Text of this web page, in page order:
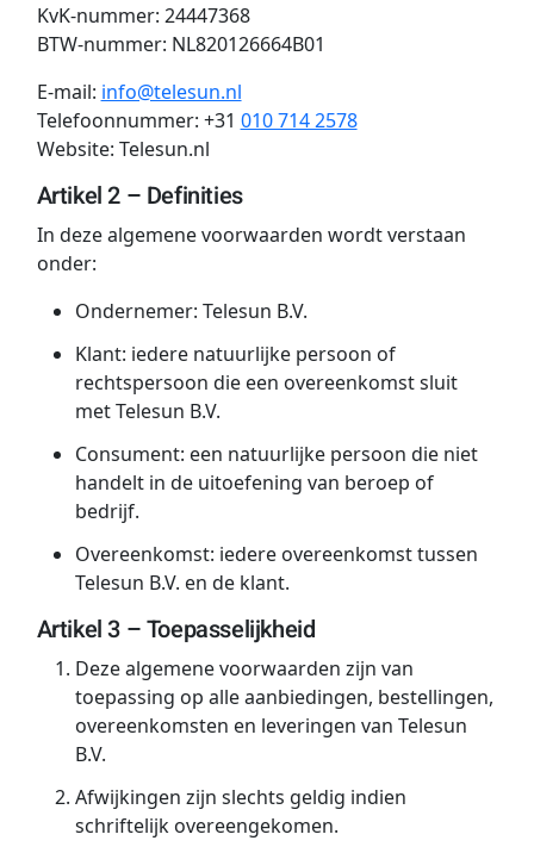
KvK-nummer: 24447368
BTW-nummer: NL820126664B01
E-mail: info@telesun.nl
Telefoonnummer: +31 010 714 2578
Website: Telesun.nl
Artikel 2 – Definities
In deze algemene voorwaarden wordt verstaan
onder:
Ondernemer: Telesun B.V.
Klant: iedere natuurlijke persoon of
rechtspersoon die een overeenkomst sluit
met Telesun B.V.
Consument: een natuurlijke persoon die niet
handelt in de uitoefening van beroep of
bedrijf.
Overeenkomst: iedere overeenkomst tussen
Telesun B.V. en de klant.
Artikel 3 – Toepasselijkheid
Deze algemene voorwaarden zijn van
toepassing op alle aanbiedingen, bestellingen,
overeenkomsten en leveringen van Telesun
B.V.
Afwijkingen zijn slechts geldig indien
schriftelijk overeengekomen.